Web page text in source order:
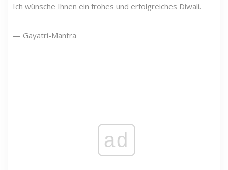
Ich wünsche Ihnen ein frohes und erfolgreiches Diwali.
— Gayatri-Mantra
ad